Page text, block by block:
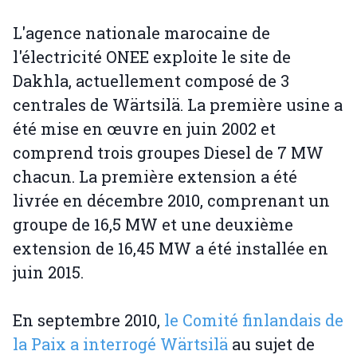
L'agence nationale marocaine de
l'électricité ONEE exploite le site de
Dakhla, actuellement composé de 3
centrales de Wärtsilä. La première usine a
été mise en œuvre en juin 2002 et
comprend trois groupes Diesel de 7 MW
chacun. La première extension a été
livrée en décembre 2010, comprenant un
groupe de 16,5 MW et une deuxième
extension de 16,45 MW a été installée en
juin 2015.
En septembre 2010, le Comité finlandais de
la Paix a interrogé Wärtsilä au sujet de